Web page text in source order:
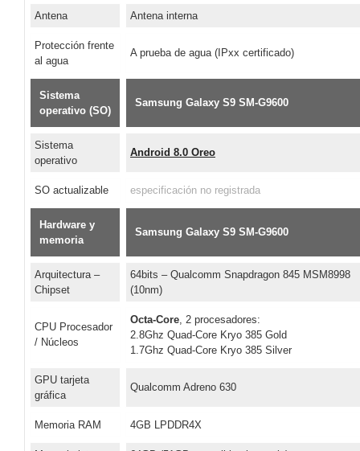
Antena Antena interna
Protección frente
al agua
A prueba de agua (IPxx certificado)
Sistema
operativo (SO)
Samsung Galaxy S9 SM-G9600
Sistema
operativo
Android 8.0 Oreo
SO actualizable especificación no registrada
Hardware y
memoria
Samsung Galaxy S9 SM-G9600
Arquitectura –
Chipset
64bits – Qualcomm Snapdragon 845 MSM8998
(10nm)
CPU Procesador
/ Núcleos
Octa-Core, 2 procesadores:
2.8Ghz Quad-Core Kryo 385 Gold
1.7Ghz Quad-Core Kryo 385 Silver
GPU tarjeta
gráfica
Qualcomm Adreno 630
Memoria RAM 4GB LPDDR4X